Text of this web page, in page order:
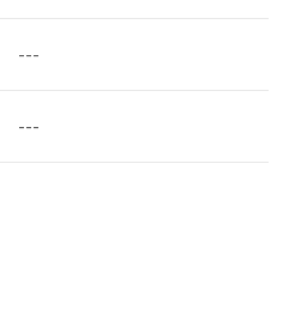
---
---